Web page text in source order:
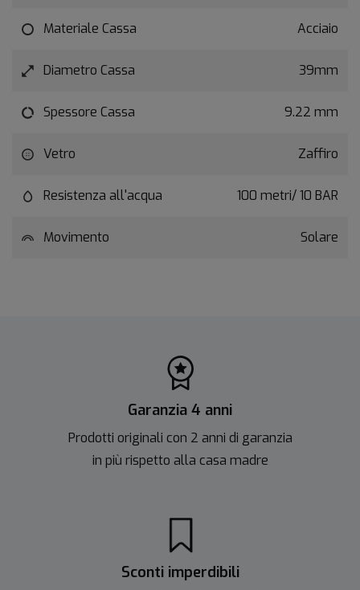
Materiale Cassa Acciaio
Diametro Cassa 39mm
Spessore Cassa 9.22 mm
Vetro Zaffiro
Resistenza all'acqua 100 metri/ 10 BAR
Movimento Solare
Garanzia 4 anni
Prodotti originali con 2 anni di garanzia
in più rispetto alla casa madre
Sconti imperdibili